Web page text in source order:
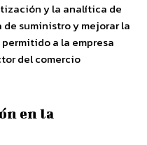
y la analítica de
suministro y mejorar la
a la empresa
del comercio
en la